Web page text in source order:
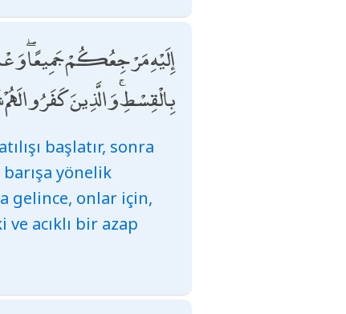
إِلَيْهِ مَرْجِعُكُمْ جَمِيعًا ۖ وَعْدَ
بِالْقِسْطِ ۚ وَالَّذِينَ كَفَرُوا
başlatır, sonra
yönelik
gelince, onlar için,
acıklı bir azap